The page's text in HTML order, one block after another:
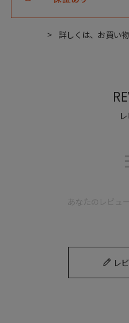
外羽根ス
詳しくは、お買い
あなたのレビュ
レ